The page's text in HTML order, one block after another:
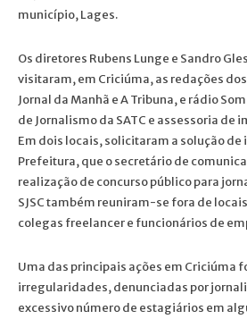
município, Lages.
Os diretores Rubens Lunge e Sandro
visitaram, em Criciúma, as redações
Jornal da Manhã e A Tribuna, e rádio
de Jornalismo da SATC e assessoria de
Em dois locais, solicitaram a solução
Prefeitura, que o secretário de
realização de concurso público para
SJSC também reuniram-se fora de
colegas freelancer e funcionários de
Uma das principais ações em Criciúma
irregularidades, denunciadas por
excessivo número de estagiários em